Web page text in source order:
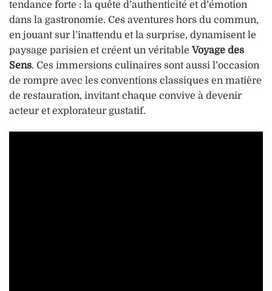
tendance forte : la quête d’authenticité et d’émotion
dans la gastronomie. Ces aventures hors du commun,
en jouant sur l’inattendu et la surprise, dynamisent le
paysage parisien et créent un véritableVoyage des
Sens. Ces immersions culinaires sont aussi l’occasion
de rompre avec les conventions classiques en matière
de restauration, invitant chaque convive à devenir
acteur et explorateur gustatif.